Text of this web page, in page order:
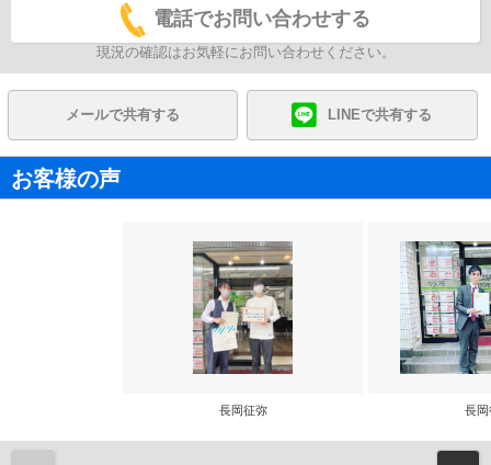
電話でお問い合わせする
現況の確認はお気軽にお問い合わせください。
メールで共有する LINEで共有する
お客様の声
長岡征弥 長岡